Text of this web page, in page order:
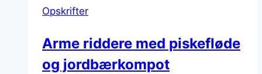
Opskrifter
Arme riddere med piskefløde
og jordbærkompot